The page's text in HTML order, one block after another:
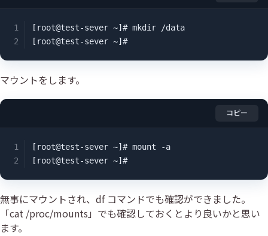
[root@test-sever ~]# mkdir /data
[root@test-sever ~]#
マウントをします。
コピー
[root@test-sever ~]# mount -a
[root@test-sever ~]#
無事にマウントされ、df コマンドでも確認ができました。
「cat /proc/mounts」でも確認しておくとより良いかと思い
ます。